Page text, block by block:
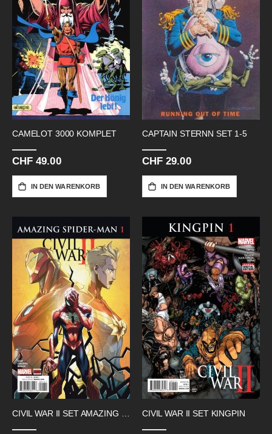
CAMELOT 3000 KOMPLET
CHF 49.00
IN DEN WARENKORB
CAPTAIN STERNN SET 1-5
CHF 29.00
IN DEN WARENKORB
CIVIL WAR II SET AMAZING SPIDERMAN CIVIL WAR II SET KINGPIN